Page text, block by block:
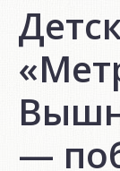
—